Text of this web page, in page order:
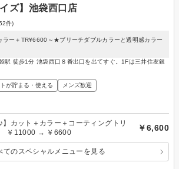
ズ】池袋西口店
件)
ラー＋TR¥6600～★ブリーチダブルカラーと透明感カラー
駅 徒歩1分 池袋西口８番出口を出てすぐ。1Fは三井住友銀
が貯まる・使える メンズ歓迎
♪】カット＋カラー＋コーティングトリ
￥11000 → ￥6600
￥6,600
てのスペシャルメニューを見る